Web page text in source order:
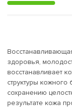
здоровья,
восстанавливает
структуры
сохранению
результате кожа